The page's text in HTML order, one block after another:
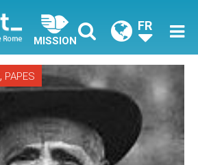
MISSION
FR
, PAPES